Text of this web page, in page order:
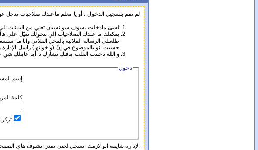
لم تقم بتسجيل الدخول ، أو يا معلم ماعندك صلاحيات تدخل
لسى مادخلت ،شوف شو نسيان تعبي من البيانات
يمكنلك ما عندك الصلاحيات الي بتخولك تميّل على
طلعتلي الرسالة الفلانية بالمحل الفلاني وانا ما
حسيت انو بالموضوع في إنّ (واخواتها) راسل
و الله ياحبيب القلب مافيك تشارك يا أما عاملك
دخول
إسم
كلمة
الإدارة شايفة انو لازمك اتسجل لحتى تقدر اتشوف هاي